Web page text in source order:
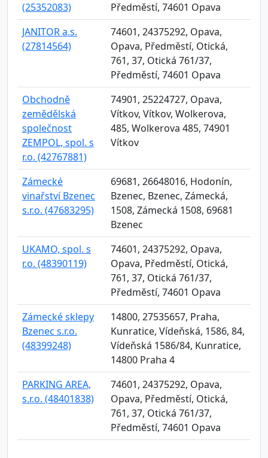
(25352083)
Předměstí, 74601 Opava
JANITOR a.s.
(27814564)
74601, 24375292, Opava,
Opava, Předměstí, Otická,
761, 37, Otická 761/37,
Předměstí, 74601 Opava
Obchodně
zemědělská
společnost
ZEMPOL, spol. s
r.o. (42767881)
74901, 25224727, Opava,
Vítkov, Vítkov, Wolkerova,
485, Wolkerova 485, 74901
Vítkov
Zámecké
vinařství Bzenec
s.r.o. (47683295)
69681, 26648016, Hodonín,
Bzenec, Bzenec, Zámecká,
1508, Zámecká 1508, 69681
Bzenec
UKAMO, spol. s
r.o. (48390119)
74601, 24375292, Opava,
Opava, Předměstí, Otická,
761, 37, Otická 761/37,
Předměstí, 74601 Opava
Zámecké sklepy
Bzenec s.r.o.
(48399248)
14800, 27535657, Praha,
Kunratice, Vídeňská, 1586, 84,
Vídeňská 1586/84, Kunratice,
14800 Praha 4
PARKING AREA,
s.r.o. (48401838)
74601, 24375292, Opava,
Opava, Předměstí, Otická,
761, 37, Otická 761/37,
Předměstí, 74601 Opava